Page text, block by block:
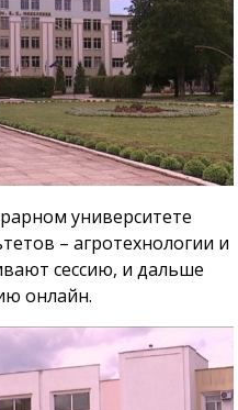
университете
– агротехнологии и
сессию, и дальше
онлайн.